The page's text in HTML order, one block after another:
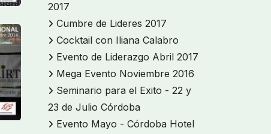
2017
Cumbre de Lideres 2017
Cocktail con Iliana Calabro
Evento de Liderazgo Abril 2017
Mega Evento Noviembre 2016
Seminario para el Exito - 22 y
23 de Julio Córdoba
Evento Mayo - Córdoba Hotel